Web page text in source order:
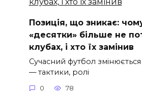
Позиція, що зникає:
«десятки» більше не
клубах, і хто їх замінив
Сучасний футбол
— тактики, ролі
0 78